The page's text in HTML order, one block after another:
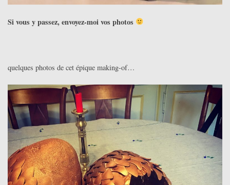
Si vous y passez, envoyez-moi vos photos
quelques photos de cet épique making-of…